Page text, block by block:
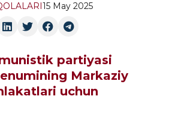
15 May 2025
partiyasi
Markaziy
uchun